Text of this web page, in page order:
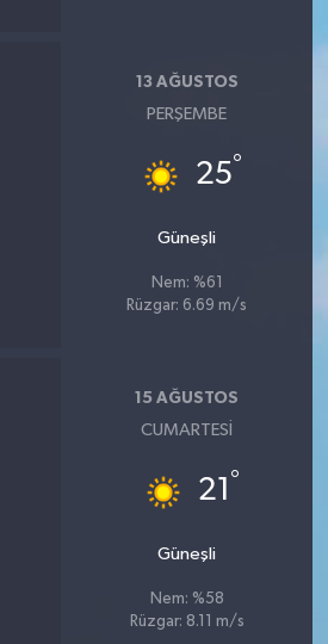
13 AĞUSTOS
PERŞEMBE
25°
Güneşli
Nem: %61
Rüzgar: 6.69 m/s
15 AĞUSTOS
CUMARTESI
21 °
Güneşli
Nem: %58
Rüzgar: 8.11 m/s